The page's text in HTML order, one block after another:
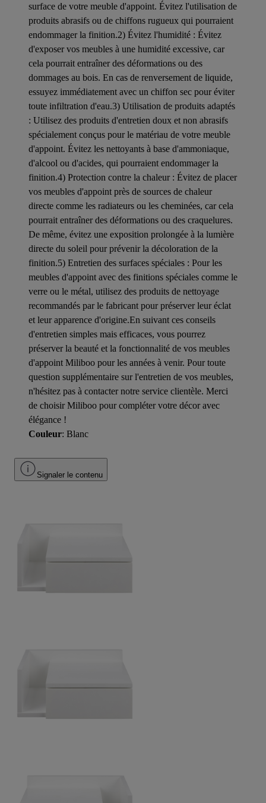
surface de votre meuble d'appoint. Évitez l'utilisation de
produits abrasifs ou de chiffons rugueux qui pourraient
endommager la finition.2) Évitez l'humidité : Évitez
d'exposer vos meubles à une humidité excessive, car
cela pourrait entraîner des déformations ou des
dommages au bois. En cas de renversement de liquide,
essuyez immédiatement avec un chiffon sec pour éviter
toute infiltration d'eau.3) Utilisation de produits adaptés
: Utilisez des produits d'entretien doux et non abrasifs
spécialement conçus pour le matériau de votre meuble
d'appoint. Évitez les nettoyants à base d'ammoniaque,
d'alcool ou d'acides, qui pourraient endommager la
finition.4) Protection contre la chaleur : Évitez de placer
vos meubles d'appoint près de sources de chaleur
directe comme les radiateurs ou les cheminées, car cela
pourrait entraîner des déformations ou des craquelures.
De même, évitez une exposition prolongée à la lumière
directe du soleil pour prévenir la décoloration de la
finition.5) Entretien des surfaces spéciales : Pour les
meubles d'appoint avec des finitions spéciales comme le
verre ou le métal, utilisez des produits de nettoyage
recommandés par le fabricant pour préserver leur éclat
et leur apparence d'origine.En suivant ces conseils
d'entretien simples mais efficaces, vous pourrez
préserver la beauté et la fonctionnalité de vos meubles
d'appoint Miliboo pour les années à venir. Pour toute
question supplémentaire sur l'entretien de vos meubles,
n'hésitez pas à contacter notre service clientèle. Merci
de choisir Miliboo pour compléter votre décor avec
élégance !
Couleur: Blanc
Signaler le contenu